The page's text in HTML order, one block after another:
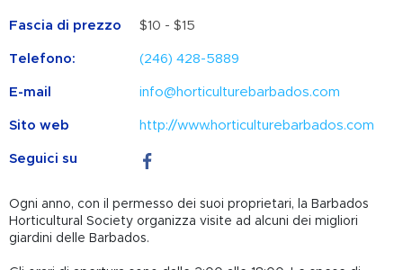
Fascia di prezzo $10 - $15
Telefono: (246) 428-5889
E-mail info@horticulturebarbados.com
Sito web http://www.horticulturebarbados.com
Seguici su
Ogni anno, con il permesso dei suoi proprietari, la Barbados
Horticultural Society organizza visite ad alcuni dei migliori
giardini delle Barbados.